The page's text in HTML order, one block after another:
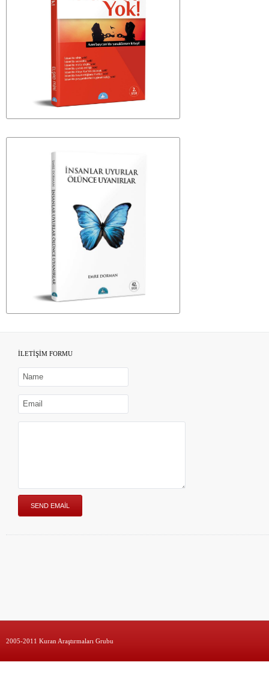
İLETİŞİM FORMU
2005-2011 Kuran Araştırmaları Grubu